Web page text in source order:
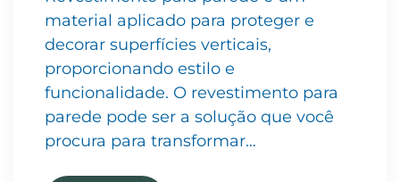
material aplicado para proteger e
decorar superfícies verticais,
proporcionando estilo e
funcionalidade. O revestimento para
parede pode ser a solução que você
procura para transformar…